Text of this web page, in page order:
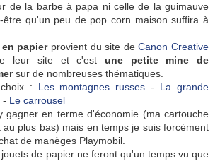
de la barbe à papa ni celle de la guimauve
être qu'un peu de pop corn maison suffira à
papierprovient du site deCanon Creative
leur site et c'est une petite mine de
sur de nombreuses thématiques.
: Les montagnes russes - La grande
- Le carrousel
gagner en terme d'économie (ma cartouche
plus bas) mais en temps je suis forcément
de manèges Playmobil.
de papier ne feront qu'un temps vu que